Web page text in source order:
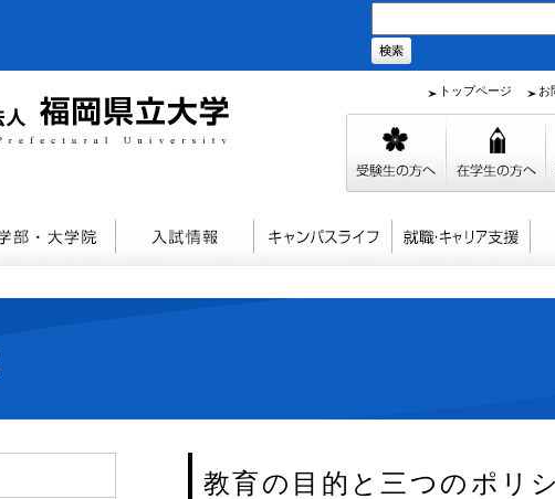
トップページ お
教育の目的と三つのポリ